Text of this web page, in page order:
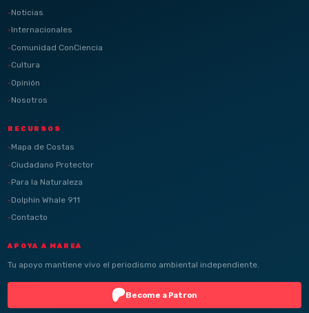
Noticias
Internacionales
Comunidad ConCiencia
Cultura
Opinión
Nosotros
RECURSOS
Mapa de Costas
Ciudadano Protector
Para la Naturaleza
Dolphin Whale 911
Contacto
APOYA A MAREA
Tu apoyo mantiene vivo el periodismo ambiental independiente.
Become a Patron